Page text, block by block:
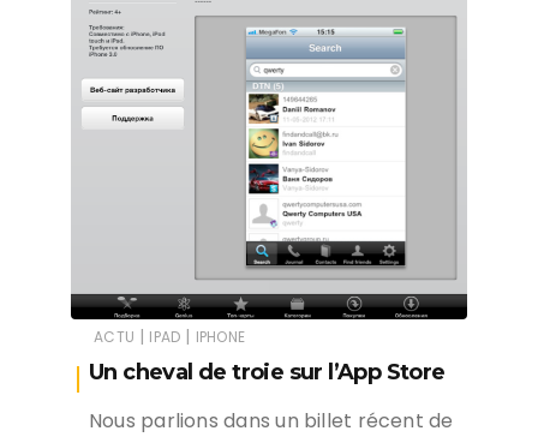
ACTU | IPAD | IPHONE
Un cheval de troie sur l’App Store
Nous parlions dans un billet récent de